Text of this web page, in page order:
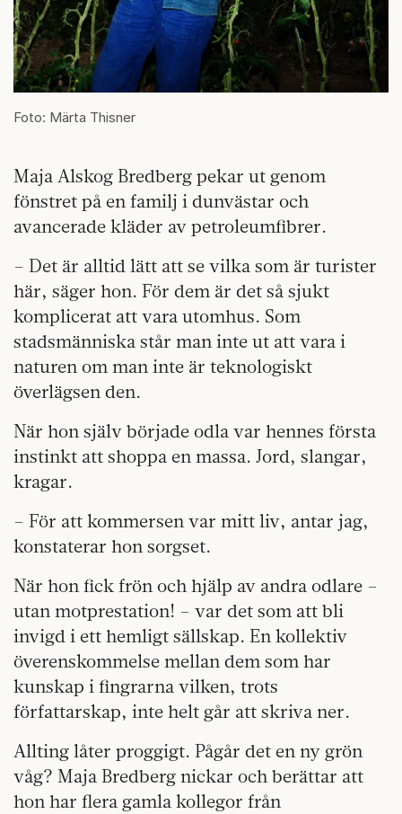
Foto: Märta Thisner
Maja Alskog Bredberg pekar ut genom
fönstret på en familj i dunvästar och
avancerade kläder av petroleumfibrer.
– Det är alltid lätt att se vilka som är turister
här, säger hon. För dem är det så sjukt
komplicerat att vara utomhus. Som
stadsmänniska står man inte ut att vara i
naturen om man inte är teknologiskt
överlägsen den.
När hon själv började odla var hennes första
instinkt att shoppa en massa. Jord, slangar,
kragar.
– För att kommersen var mitt liv, antar jag,
konstaterar hon sorgset.
När hon fick frön och hjälp av andra odlare –
utan motprestation! – var det som att bli
invigd i ett hemligt sällskap. En kollektiv
överenskommelse mellan dem som har
kunskap i fingrarna vilken, trots
författarskap, inte helt går att skriva ner.
Allting låter proggigt. Pågår det en ny grön
våg? Maja Bredberg nickar och berättar att
hon har flera gamla kollegor från